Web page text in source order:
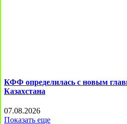
КФФ определилась с новым
Казахстана
07.08.2026
Показать еще